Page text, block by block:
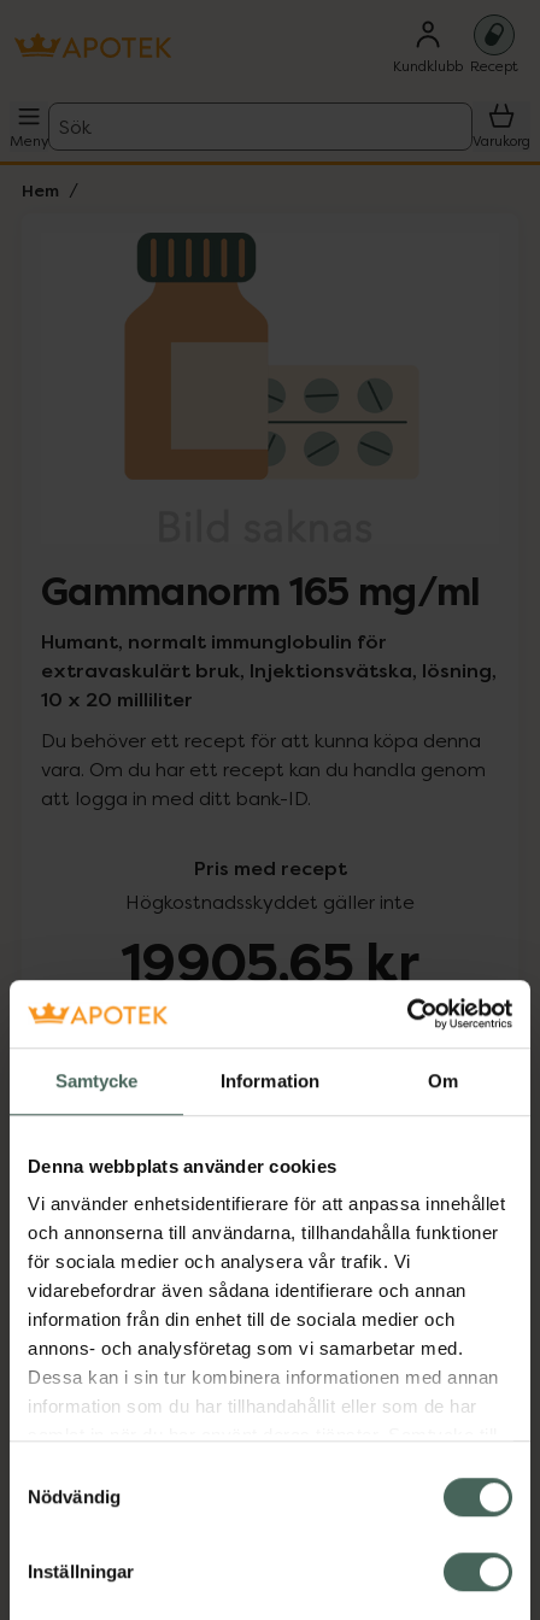
Samtycke Information Om
Denna webbplats använder cookies
Vi använder enhetsidentifierare för att anpassa innehållet
och annonserna till användarna, tillhandahålla funktioner
för sociala medier och analysera vår trafik. Vi
vidarebefordrar även sådana identifierare och annan
information från din enhet till de sociala medier och
annons- och analysföretag som vi samarbetar med.
Dessa kan i sin tur kombinera informationen med annan
information som du har tillhandahållit eller som de har
återkalla ditt samtycke via webbplatsens
cookieinställningar. Ett återkallat samtycke påverkar inte
lagligheten av behandling som skett innan återkallelsen.
Nödvändig
Inställningar
Kundklubb Recept
Meny
Sök
Varukorg
Hem
Lista: . Innehåller 1 objekt.
Gammanorm 165 mg/ml
Humant, normalt immunglobulin för
extravaskulärt bruk, Injektionsvätska, lösning,
10 x 20 milliliter
Du behöver ett recept för att kunna köpa denna
vara. Om du har ett recept kan du handla genom
att logga in med ditt bank-ID.
Pris med recept
Högkostnadsskyddet gäller inte
19905,65 kr
Köp via ditt recept
Aktuella erbjudanden
Beskrivning Dölj
Läs alltid bipacksedeln innan
användning.
EAN:
07046260962057
Bipacksedel från FASS Visa